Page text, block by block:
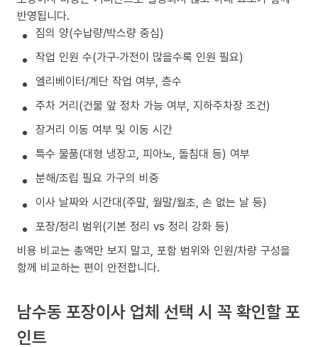
반영됩니다.
짐의 양(수납량/박스량 중심)
작업 인원 수(가구·가전이 많을수록 인원 필요)
엘리베이터/계단 작업 여부, 층수
주차 거리(건물 앞 정차 가능 여부, 지하주차장 조건)
장거리 이동 여부 및 이동 시간
특수 물품(대형 냉장고, 피아노, 돌침대 등) 여부
분해/조립 필요 가구의 비중
이사 날짜와 시간대(주말, 월말/월초, 손 없는 날 등)
포장/정리 범위(기본 정리 vs 정리 강화 등)
비용 비교는 총액만 보지 말고, 포함 범위와 인원/차량 구성을
함께 비교하는 편이 안전합니다.
남수동 포장이사 업체 선택 시 꼭 확인할 포
인트